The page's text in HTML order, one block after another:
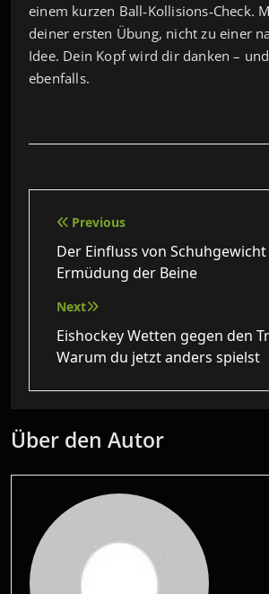
einem kurzen Ball‑Kollisions‑Check.
deiner ersten Übung, nicht zu einer
Idee. Dein Kopf wird dir danken –
ebenfalls.
Beitragsnavigation
Previous
Der Einfluss von
Ermüdung der Beine
Next
Eishockey Wetten gegen den
Warum du jetzt anders spielst
Über den Autor